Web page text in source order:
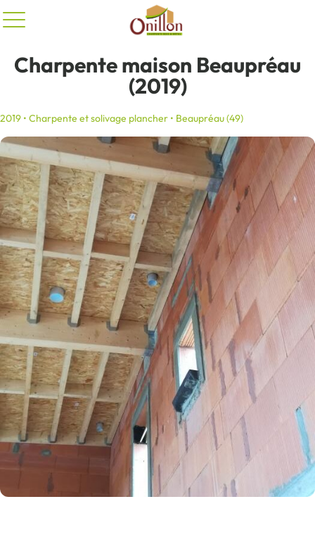
Charpente maison Beaupréau
(2019)
2019 • Charpente et solivage plancher • Beaupréau (49)